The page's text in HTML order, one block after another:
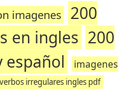
imagenes
200
en ingles 200
español
imagenes
irregulares ingles pdf